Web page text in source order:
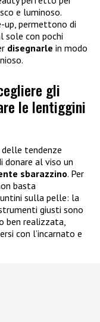
e luminoso.
up, permettono di
sole con pochi
disegnarle in modo
gli
le lentiggini
tendenze
donare al viso un
sbarazzino. Per
basta
sulla pelle: la
giusti sono
ben realizzata,
con l’incarnato e